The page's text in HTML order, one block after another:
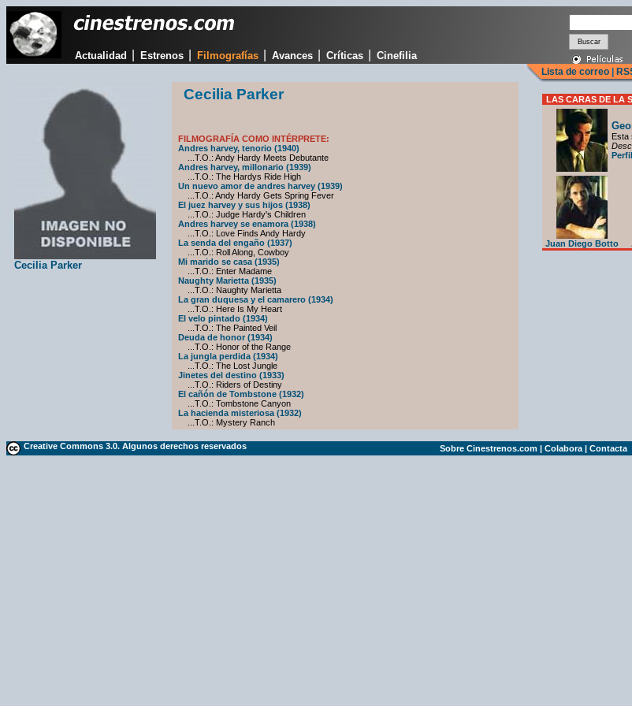
Actualidad Estrenos Filmografías Avances Críticas Cinefilia
Lista de correo
Cecilia Parker
Cecilia Parker
FILMOGRAFÍA COMO INTÉRPRETE:
Andres harvey, tenorio (1940)
...T.O.: Andy Hardy Meets Debutante
Andres harvey, millonario (1939)
...T.O.: The Hardys Ride High
Un nuevo amor de andres harvey (1939)
...T.O.: Andy Hardy Gets Spring Fever
El juez harvey y sus hijos (1938)
...T.O.: Judge Hardy's Children
Andres harvey se enamora (1938)
...T.O.: Love Finds Andy Hardy
La senda del engaño (1937)
...T.O.: Roll Along, Cowboy
Mi marido se casa (1935)
...T.O.: Enter Madame
Naughty Marietta (1935)
...T.O.: Naughty Marietta
La gran duquesa y el camarero (1934)
...T.O.: Here Is My Heart
El velo pintado (1934)
...T.O.: The Painted Veil
Deuda de honor (1934)
...T.O.: Honor of the Range
La jungla perdida (1934)
...T.O.: The Lost Jungle
Jinetes del destino (1933)
...T.O.: Riders of Destiny
El cañón de Tombstone (1932)
...T.O.: Tombstone Canyon
La hacienda misteriosa (1932)
...T.O.: Mystery Ranch
LAS CARAS DE LA
Esta
Perfil
Juan Diego Botto
Creative Commons 3.0. Algunos derechos reservados Sobre Cinestrenos.com | Colabora | Contacta